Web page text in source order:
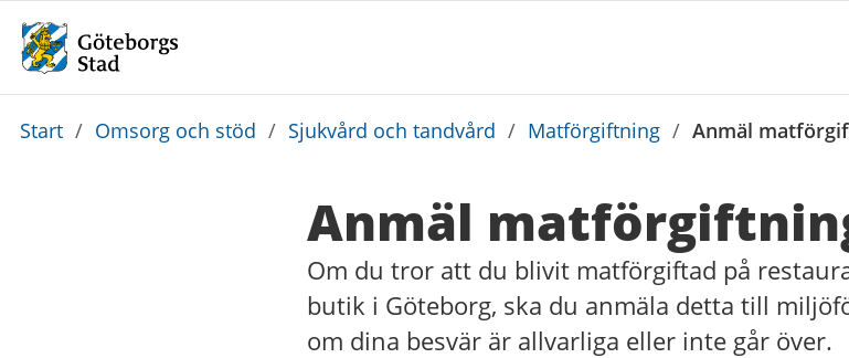
Du
Start / Omsorg och stöd / Sjukvård och tandvård / Matförgiftning / Anmäl
Anmäl
Om du tror att du blivit matförgiftad på
butik i Göteborg, ska du anmäla detta till
om dina besvär är allvarliga eller inte går över.